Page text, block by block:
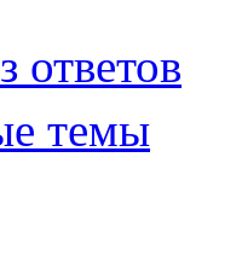
ответов
темы